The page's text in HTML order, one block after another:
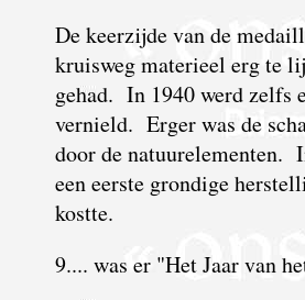
De keerzijde van de
kruisweg materieel erg te
gehad. In 1940 werd zelfs
vernield. Erger was de
door de natuurelementen.
een eerste grondige
kostte.
9.... was er "Het Jaar van